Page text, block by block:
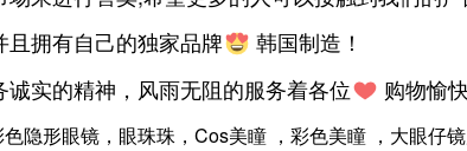
且拥有自己的独家品牌
韩国制造！
诚实的精神，风雨无阻的服务着各位
购物愉
隐形眼镜，眼珠珠，Cos美瞳 ，彩色美瞳 ，大眼仔